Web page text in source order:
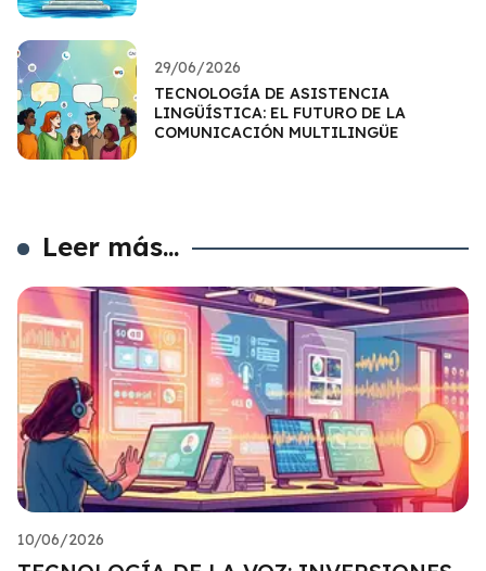
29/06/2026
TECNOLOGÍA DE ASISTENCIA
LINGÜÍSTICA: EL FUTURO DE LA
COMUNICACIÓN MULTILINGÜE
Leer más...
10/06/2026